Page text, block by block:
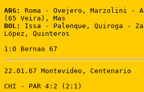
ARG:
Roma - Ovejero, Marzolini -
BOL:
Issa - Palenque, Quiroga -
López, Quinteros
1:0 Bernao 67
22.01.67 Montevideo, Centenario
CHI - PAR 4:2 (2:1)